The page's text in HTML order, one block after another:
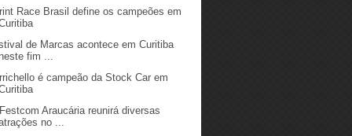
Race Brasil define os campeões em
de Marcas acontece em Curitiba
fim ...
é campeão da Stock Car em
Araucária reunirá diversas
no ...